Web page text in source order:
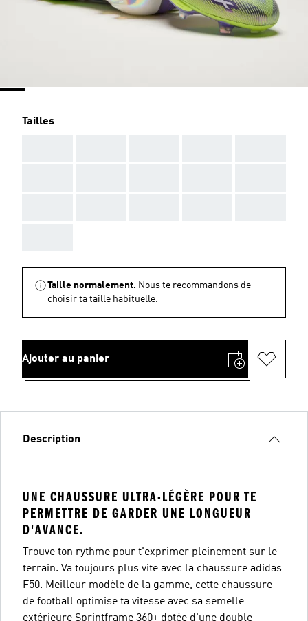
Tailles
Taille normalement. Nous te recommandons de
choisir ta taille habituelle.
Ajouter au panier
Description
UNE CHAUSSURE ULTRA-LÉGÈRE POUR TE
PERMETTRE DE GARDER UNE LONGUEUR
D'AVANCE.
Trouve ton rythme pour t'exprimer pleinement sur le
terrain. Va toujours plus vite avec la chaussure adidas
F50. Meilleur modèle de la gamme, cette chaussure
de football optimise ta vitesse avec sa semelle
extérieure Sprintframe 360+ dotée d'une double